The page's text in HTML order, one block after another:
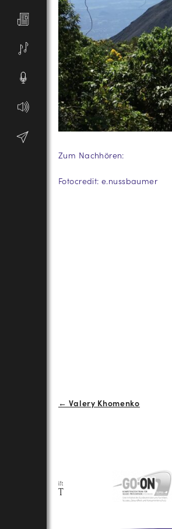
Zum Nachhören:
Fotocredit: e.nussbaumer
← Valery Khomenko